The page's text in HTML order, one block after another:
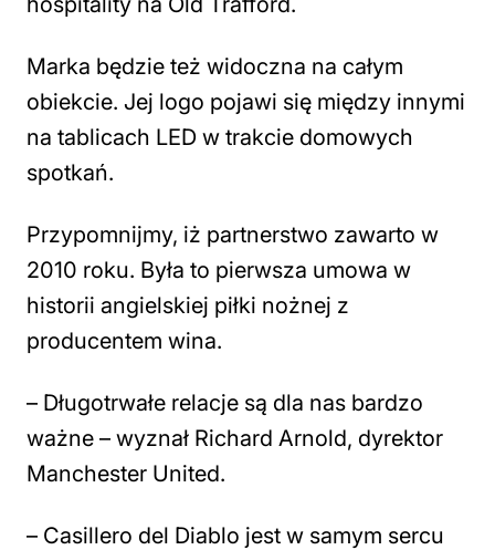
Marka będzie też widoczna na całym
obiekcie. Jej logo pojawi się między innymi
na tablicach LED w trakcie domowych
spotkań.
Przypomnijmy, iż partnerstwo zawarto w
2010 roku. Była to pierwsza umowa w
historii angielskiej piłki nożnej z
producentem wina.
– Długotrwałe relacje są dla nas bardzo
ważne – wyznał Richard Arnold, dyrektor
Manchester United.
– Casillero del Diablo jest w samym sercu